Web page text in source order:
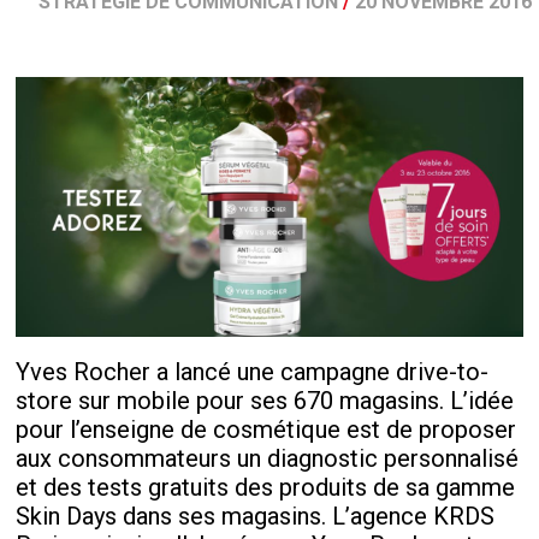
Yves Rocher a lancé une campagne drive-to-
store sur mobile pour ses 670 magasins. L’idée
pour l’enseigne de cosmétique est de proposer
aux consommateurs un diagnostic personnalisé
et des tests gratuits des produits de sa gamme
Skin Days dans ses magasins. L’agence KRDS